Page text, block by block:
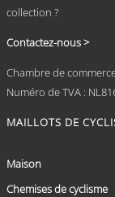
collection ?
Contactez-nous >
Chambre de
Numéro de TVA :
MAILLOTS DE
Maison
Chemises de cyclisme